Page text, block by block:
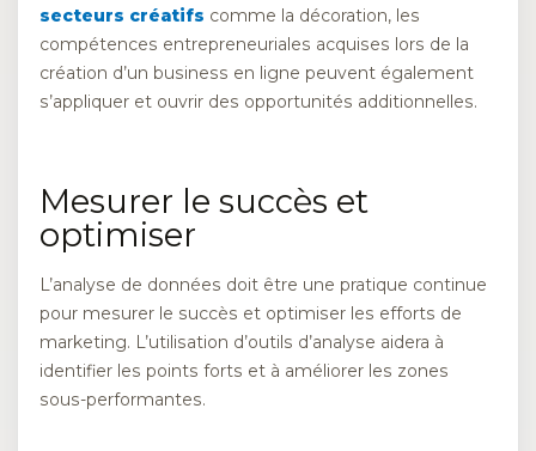
secteurs créatifs comme la décoration, les
compétences entrepreneuriales acquises lors de la
création d’un business en ligne peuvent également
s’appliquer et ouvrir des opportunités additionnelles.
Mesurer le succès et
optimiser
L’analyse de données doit être une pratique continue
pour mesurer le succès et optimiser les efforts de
marketing. L’utilisation d’outils d’analyse aidera à
identifier les points forts et à améliorer les zones
sous-performantes.